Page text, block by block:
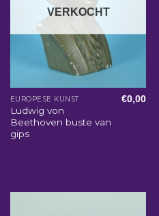
VERKOCHT
EUROPESE KUNST
Ludwig von
Beethoven buste van
gips
€0,00